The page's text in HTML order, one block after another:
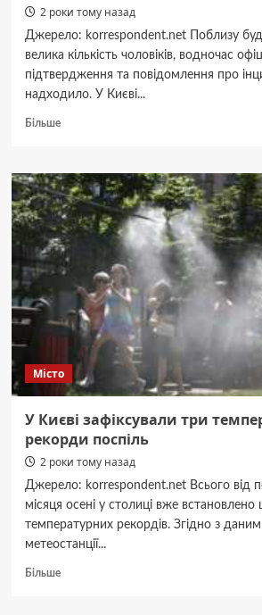
2 роки тому назад
Джерело: korrespondent.net Поблизу
велика кількість чоловіків, водночас
підтвердження та повідомлення про
надходило. У Києві...
БільшеДокладніше
Києві
“замінували”
Дарницький
ТЦК
–
соцмережі
Місто
У Києві зафіксували три
рекорди поспіль
2 роки тому назад
Джерело: korrespondent.net Всього від
місяця осені у столиці вже встановлено
температурних рекордів. Згідно з
метеостанції...
БільшеДокладніше